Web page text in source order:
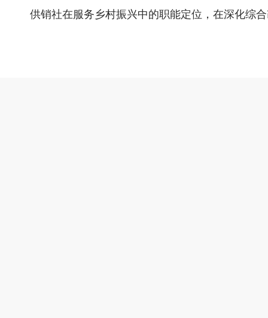
供销社在服务乡村振兴中的职能定位，在深化综